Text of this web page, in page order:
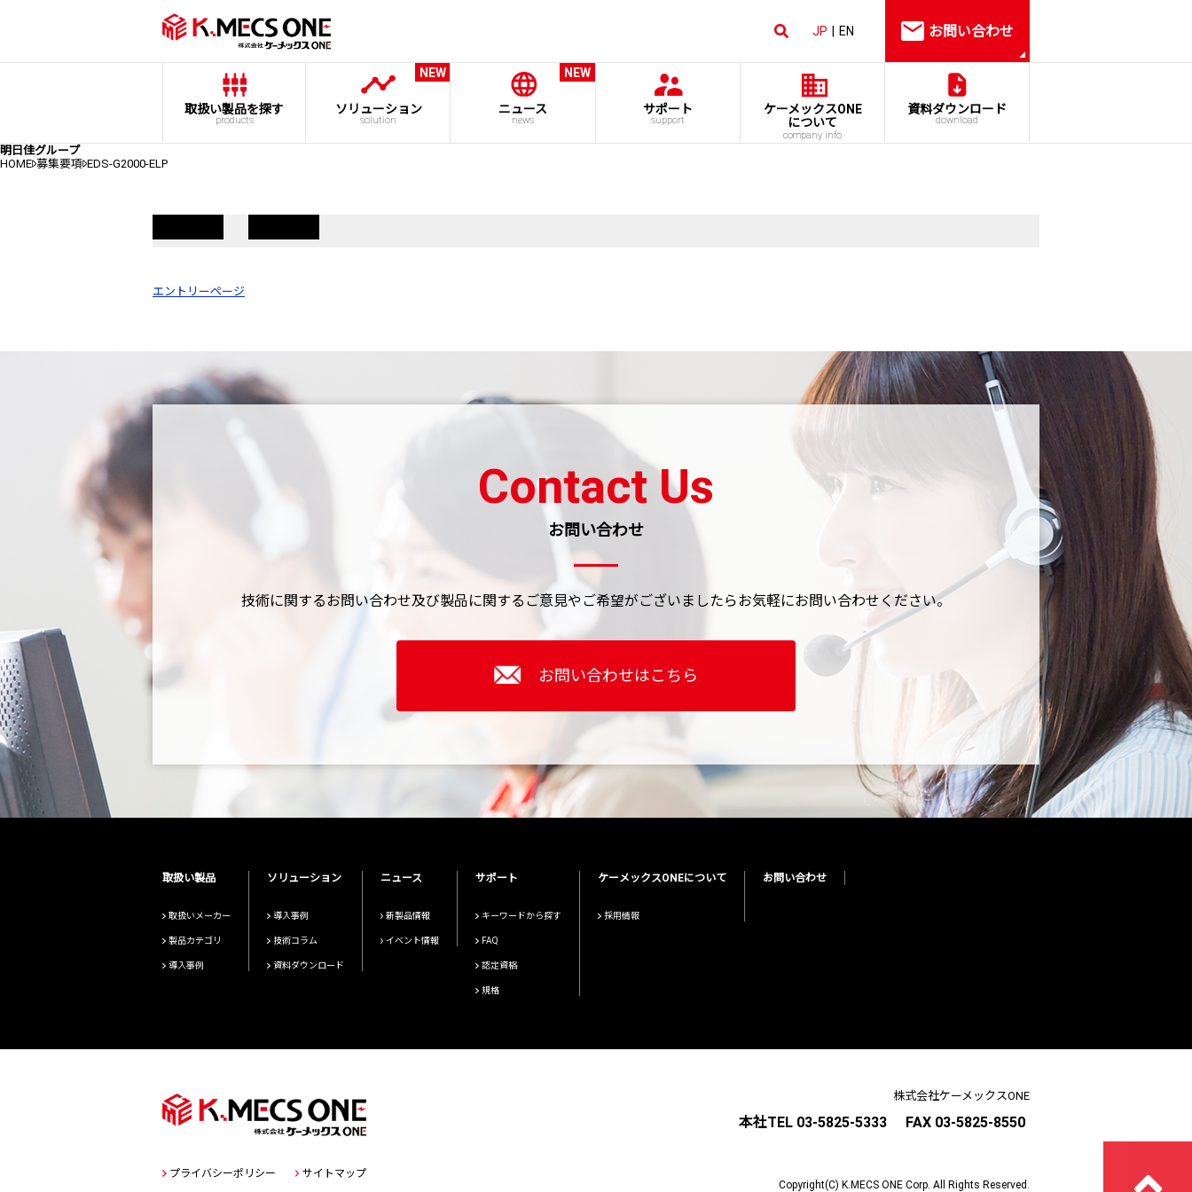
JP EN お問い合わせ
取扱い製品を探す
products
ソリューション
solution
NEW
ニュース
news
NEW
サポート
support
ケーメックスONE
について
company info
資料ダウンロード
download
明日佳グループ
HOME 募集要項 EDS-G2000-ELP
エントリーページ
Contact Us
お問い合わせ
技術に関するお問い合わせ及び製品に関するご意見やご希望がございましたらお気軽にお問い合わせください。
お問い合わせはこちら
取扱い製品
取扱いメーカー
製品カテゴリ
導入事例
ソリューション
導入事例
技術コラム
資料ダウンロード
ニュース
新製品情報
イベント情報
サポート
キーワードから探す
FAQ
認定資格
規格
ケーメックスONEについて
採用情報
お問い合わせ
プライバシーポリシー サイトマップ
株式会社ケーメックスONE
本社TEL 03-5825-5333 FAX 03-5825-8550
Copyright(C) K.MECS ONE Corp. All Rights Reserved.